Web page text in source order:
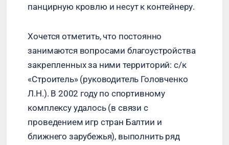
панцирную кровлю и несут к контейнеру.
Хочется отметить, что постоянно
занимаются вопросами благоустройства
закрепленных за ними территорий: с/к
«Строитель» (руководитель Головченко
Л.Н.). В 2002 году по спортивному
комплексу удалось (в связи с
проведением игр стран Балтии и
ближнего зарубежья), выполнить ряд